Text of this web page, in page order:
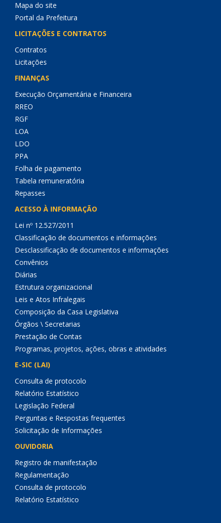
Mapa do site
Portal da Prefeitura
LICITAÇÕES E CONTRATOS
Contratos
Licitações
FINANÇAS
Execução Orçamentária e Financeira
RREO
RGF
LOA
LDO
PPA
Folha de pagamento
Tabela remuneratória
Repasses
ACESSO À INFORMAÇÃO
Lei nº 12.527/2011
Classificação de documentos e informações
Desclassificação de documentos e informações
Convênios
Diárias
Estrutura organizacional
Leis e Atos Infralegais
Composição da Casa Legislativa
Órgãos \ Secretarias
Prestação de Contas
Programas, projetos, ações, obras e atividades
E-SIC (LAI)
Consulta de protocolo
Relatório Estatístico
Legislação Federal
Perguntas e Respostas frequentes
Solicitação de Informações
OUVIDORIA
Registro de manifestação
Regulamentação
Consulta de protocolo
Relatório Estatístico